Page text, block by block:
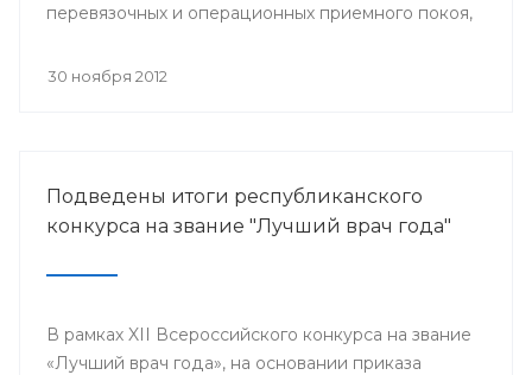
перевязочных и операционных приемного покоя,
вмешательств.
30 ноября 2012
Подведены итоги республиканского
конкурса на звание "Лучший врач года"
В рамках XII Всероссийского конкурса на звание
«Лучший врач года», на основании приказа